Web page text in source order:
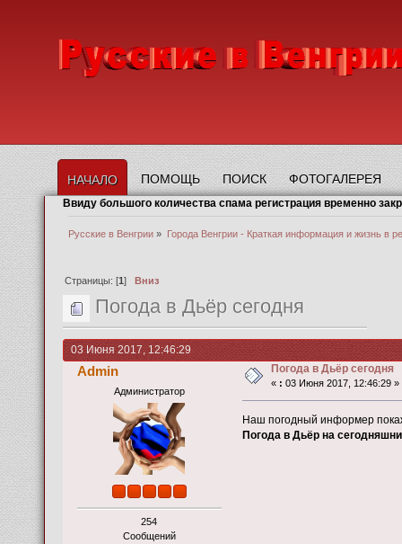
НАЧАЛО ПОМОЩЬ ПОИСК ФОТОГАЛЕРЕЯ
Ввиду большого количества спама регистрация временно
Русские в Венгрии » Города Венгрии - Краткая информация и жизнь в
Страницы: [1] Вниз
Погода в Дьёр сегодня
03 Июня 2017, 12:46:29
Admin
Администратор
254
Сообщений
Погода в Дьёр сегодня
« : 03 Июня 2017, 12:46:29 »
Наш погодный информер
Погода в Дьёр на